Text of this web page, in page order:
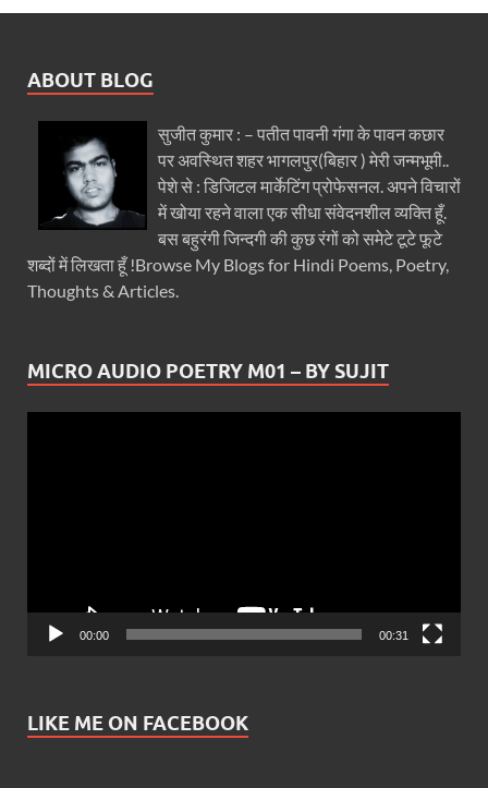
ABOUT BLOG
सुजीत कुमार : – पतीत पावनी गंगा के पावन कछार
पर अवस्थित शहर भागलपुर(बिहार ) मेरी जन्मभूमी..
पेशे से : डिजिटल मार्केटिंग प्रोफेसनल. अपने विचारों
में खोया रहने वाला एक सीधा संवेदनशील व्यक्ति हूँ.
बस बहुरंगी जिन्दगी की कुछ रंगों को समेटे टूटे फूटे
शब्दों में लिखता हूँ !Browse My Blogs for Hindi Poems, Poetry,
Thoughts & Articles.
MICRO AUDIO POETRY M01 – BY SUJIT
00:00 00:31
LIKE ME ON FACEBOOK